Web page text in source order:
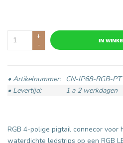
+
-
IN
• Artikelnummer:
CN-IP68-RGB-PT
• Levertijd:
1 a 2 werkdagen
RGB 4-polige pigtail connecor voor
waterdichte ledstrips op een RGB